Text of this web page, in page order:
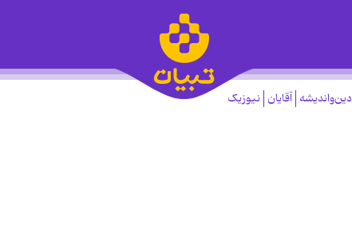
دین‌واندیشه آقایان نیوزیک